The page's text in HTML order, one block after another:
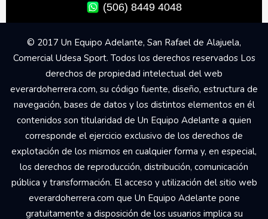
(506) 8449 4048
© 2017 Un Equipo Adelante, San Rafael de Alajuela,
Comercial Udesa Sport. Todos los derechos reservados Los
derechos de propiedad intelectual del web
everardoherrera.com, su código fuente, diseño, estructura de
navegación, bases de datos y los distintos elementos en él
contenidos son titularidad de Un Equipo Adelante a quien
corresponde el ejercicio exclusivo de los derechos de
explotación de los mismos en cualquier forma y, en especial,
los derechos de reproducción, distribución, comunicación
pública y transformación. El acceso y utilización del sitio web
everardoherrera.com que Un Equipo Adelante pone
gratuitamente a disposición de los usuarios implica su